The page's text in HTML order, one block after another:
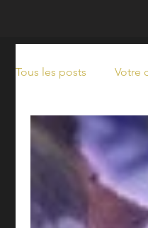
Tous les posts Votre
Coups de cœur BD -